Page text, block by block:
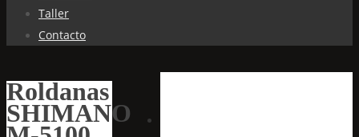
Taller
Contacto
Roldanas
SHIMANO